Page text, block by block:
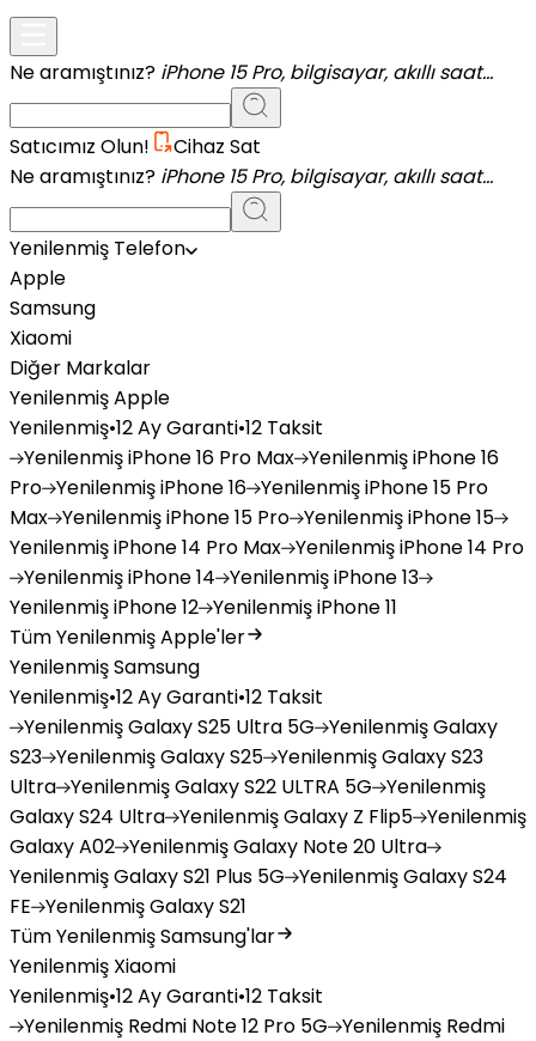
Ne aramıştınız? iPhone 15 Pro, bilgisayar, akıllı saat...
Satıcımız Olun!
Cihaz Sat
Ne aramıştınız? iPhone 15 Pro, bilgisayar, akıllı saat...
Yenilenmiş Telefon
Apple
Samsung
Xiaomi
Diğer Markalar
Yenilenmiş Apple
Yenilenmiş•12 Ay Garanti•12 Taksit
YenilenmişiPhone 16 Pro Max YenilenmişiPhone 16
Pro YenilenmişiPhone 16 YenilenmişiPhone 15 Pro
Max YenilenmişiPhone 15 Pro YenilenmişiPhone 15
YenilenmişiPhone 14 Pro Max YenilenmişiPhone 14 Pro
YenilenmişiPhone 14 YenilenmişiPhone 13
YenilenmişiPhone 12 YenilenmişiPhone 11
Tüm Yenilenmiş Apple'ler
Yenilenmiş Samsung
Yenilenmiş•12 Ay Garanti•12 Taksit
YenilenmişGalaxy S25 Ultra 5G YenilenmişGalaxy
S23 YenilenmişGalaxy S25 YenilenmişGalaxy S23
Ultra YenilenmişGalaxy S22 ULTRA 5G Yenilenmiş
Galaxy S24 Ultra YenilenmişGalaxy Z Flip5 Yenilenmiş
Galaxy A02 YenilenmişGalaxy Note 20 Ultra
YenilenmişGalaxy S21 Plus 5G YenilenmişGalaxy S24
FE YenilenmişGalaxy S21
Tüm Yenilenmiş Samsung'lar
Yenilenmiş Xiaomi
Yenilenmiş•12 Ay Garanti•12 Taksit
Yenilenmiş Redmi Note 12 Pro 5G Yenilenmiş Redmi